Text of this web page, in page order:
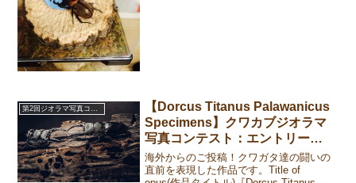
【Dorcus Titanus Palawanicus
Specimens】クワカブジオラマ
写真コンテスト：エントリー
NO15
海外からのご投稿！クワガタ達の闘いの
直前を表現した作品です。Title of